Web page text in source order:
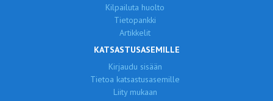
Kilpailuta huolto
Tietopankki
Artikkelit
KATSASTUSASEMILLE
Kirjaudu sisään
Tietoa katsastusasemille
Liity mukaan